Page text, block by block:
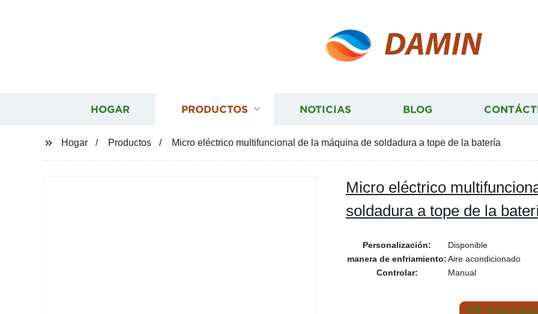
DAMIN
HOGAR PRODUCTOS NOTICIAS BLOG
Hogar Productos Micro eléctrico multifuncional de la máquina de soldadura a tope de la batería
Micro eléctrico
soldadura a tope de la
Personalización:
Disponible
manera de enfriamiento:Aire acondicionado
Controlar:
Manual
SEND